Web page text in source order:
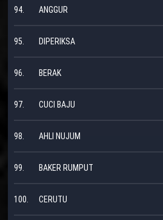
94. ANGGUR
95. DIPERIKSA
96. BERAK
97. CUCI BAJU
98. AHLI NUJUM
99. BAKER RUMPUT
100. CERUTU